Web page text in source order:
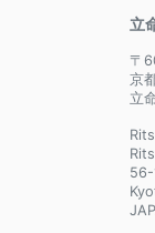
立
〒
京
立